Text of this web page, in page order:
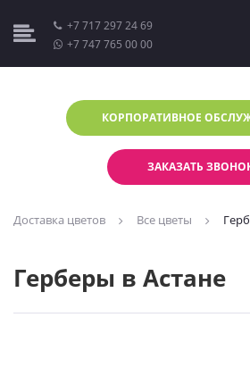
+7 717 297 24 69
+7 747 765 00 00
КОРПОРАТИВНОЕ
ЗАКАЗАТЬ
Доставка цветов Все цветы
Герберы в Астане